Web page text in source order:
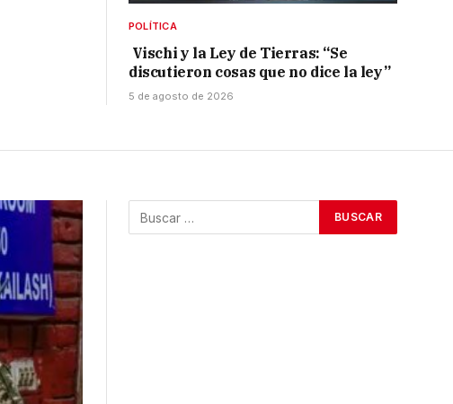
POLÍTICA
Vischi y la Ley de Tierras: “Se
discutieron cosas que no dice la ley”
5 de agosto de 2026